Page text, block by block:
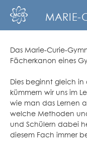
MARIE-
Das Marie-Curie-
Fächerkanon eines
Dies beginnt gleich in
kümmern wir uns im
wie man das Lernen
welche Methoden
und Schülern dabei
diesem Fach immer